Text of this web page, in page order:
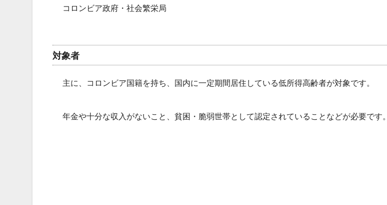
コロンビア政府・社会繁栄局
対象者
主に、コロンビア国籍を持ち、国内に一定期間居住している低所得高齢者が対象です。
年金や十分な収入がないこと、貧困・脆弱世帯として認定されていることなどが必要です。